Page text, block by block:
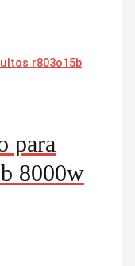
para
8000w